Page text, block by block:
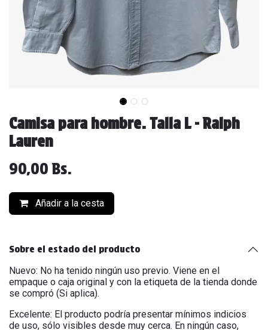
Camisa para hombre. Talla L - Ralph
Lauren
90,00 Bs.
Añadir a la cesta
Sobre el estado del producto
Nuevo: No ha tenido ningún uso previo. Viene en el
empaque o caja original y con la etiqueta de la tienda donde
se compró (Si aplica).
Excelente: El producto podría presentar mínimos indicios
de uso, sólo visibles desde muy cerca. En ningún caso,